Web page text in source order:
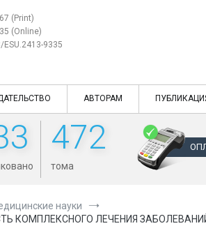
(Print)
(Online)
ESU.2413-9335
АВТОРАМ
472
тома
науки
КОМПЛЕКСНОГО ЛЕЧЕНИЯ